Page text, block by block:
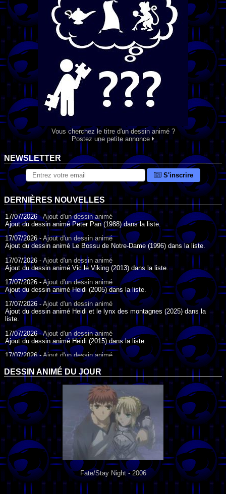
Vous cherchez le titre d'un dessin animé ?
Postez une petite annonce
NEWSLETTER
S'inscrire
DERNIÈRES NOUVELLES
17/07/2026 -Ajout d'un dessin animé
Ajout du dessin animé Peter Pan (1988) dans la liste.
17/07/2026 - Ajout d'un dessin animé
Ajout du dessin animé Le Bossu de Notre-Dame (1996) dans la liste.
17/07/2026 - Ajout d'un dessin animé
Ajout du dessin animé Vic le Viking (2013) dans la liste.
17/07/2026 - Ajout d'un dessin animé
Ajout du dessin animé Heidi (2005) dans la liste.
17/07/2026 -Ajout d'un dessin animé
Ajout du dessin animé Heidi et le lynx des montagnes (2025) dans la
liste.
17/07/2026 -Ajout d'un dessin animé
Ajout du dessin animé Heidi (2015) dans la liste.
17/07/2026 -Ajout d'un dessin animé
Ajout du dessin animé Heidi (1995) dans la liste.
09/07/2026 -Ajout d'un dessin animé
Ajout du dessin animé Genki l'Aventurier de la Chance (2006) dans la
liste.
04/07/2026 -
Ajout d'un dessin animé
Ajout du dessin animé Vilain Petit Canard (2000) dans la liste.
04/07/2026 -Ajout d'un dessin animé
Ajout du dessin animé Le Noël du vilain petit canard (2003) dans la liste.
DESSIN ANIMÉ DU JOUR
Fate/Stay Night - 2006